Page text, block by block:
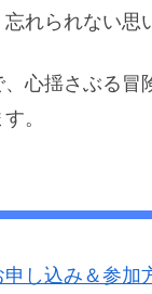
れられない思
心揺さぶる冒
。
申し込み＆参加